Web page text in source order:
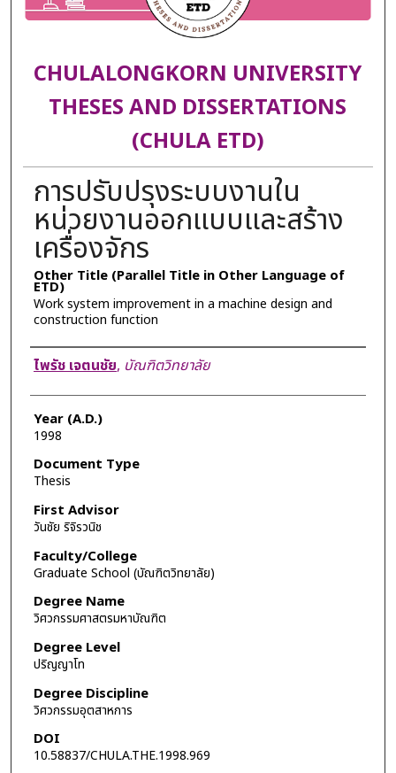
CHULALONGKORN UNIVERSITY
THESES AND DISSERTATIONS
(CHULA ETD)
การปรับปรุงระบบงานใน
หน่วยงานออกแบบและสร้าง
เครื่องจักร
Other Title (Parallel Title in Other Language of
ETD)
Work system improvement in a machine design and
construction function
Author
ไพรัช เจตนชัย, บัณฑิตวิทยาลัย
Year (A.D.)
1998
Document Type
Thesis
First Advisor
วันชัย ริจิรวนิช
Faculty/College
Graduate School (บัณฑิตวิทยาลัย)
Degree Name
วิศวกรรมศาสตรมหาบัณฑิต
Degree Level
ปริญญาโท
Degree Discipline
วิศวกรรมอุตสาหการ
DOI
10.58837/CHULA.THE.1998.969